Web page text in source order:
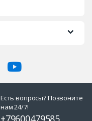
Есть вопросы? Позвоните
нам 24/7!
+79600479585